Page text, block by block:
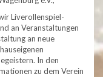
Liverollenspiel-
an Veranstaltungen
an neue
In den
zu dem Verein